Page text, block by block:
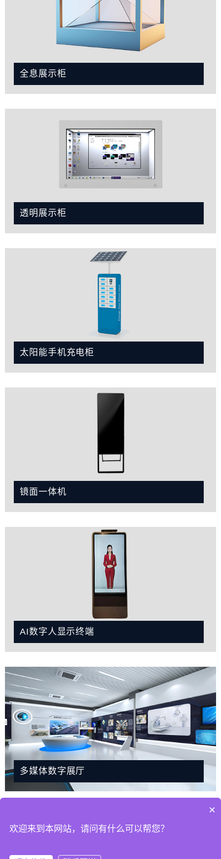
全息展示柜
透明展示柜
太阳能手机充电柜
镜面一体机
AI数字人显示终端
多媒体数字展厅
×
欢迎来到本网站，请问有什么可以帮您？